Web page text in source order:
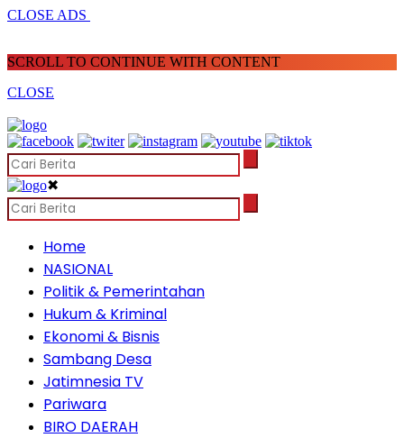
CLOSE ADS
SCROLL TO CONTINUE WITH CONTENT
CLOSE
✖
Home
NASIONAL
Politik & Pemerintahan
Hukum & Kriminal
Ekonomi & Bisnis
Sambang Desa
Jatimnesia TV
Pariwara
BIRO DAERAH